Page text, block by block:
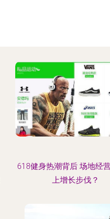
618健身热潮背后 场地经
上增长步伐？